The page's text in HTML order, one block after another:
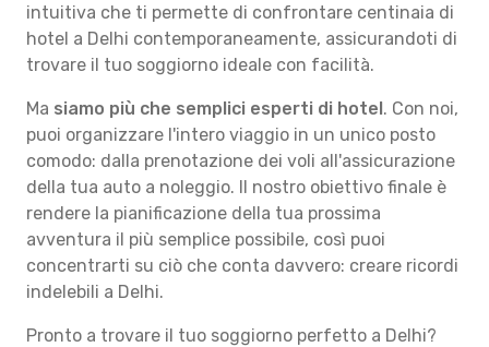
intuitiva che ti permette di confrontare centinaia di
hotel a Delhi contemporaneamente, assicurandoti di
trovare il tuo soggiorno ideale con facilità.
Ma siamo più che semplici esperti di hotel. Con noi,
puoi organizzare l'intero viaggio in un unico posto
comodo: dalla prenotazione dei voli all'assicurazione
della tua auto a noleggio. Il nostro obiettivo finale è
rendere la pianificazione della tua prossima
avventura il più semplice possibile, così puoi
concentrarti su ciò che conta davvero: creare ricordi
indelebili a Delhi.
Pronto a trovare il tuo soggiorno perfetto a Delhi?